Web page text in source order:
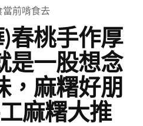
當前啃食去
春桃手作厚
是一股想念
，麻糬好朋
麻糬大推